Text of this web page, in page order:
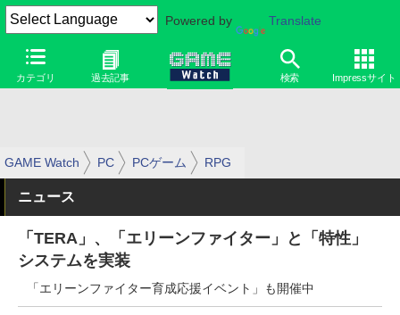
Powered by Translate
カテゴリ 過去記事 検索 Impressサイト
GAME Watch PC PCゲーム RPG
ニュース
「TERA」、「エリーンファイター」と「特性」
システムを実装
「エリーンファイター育成応援イベント」も開催中